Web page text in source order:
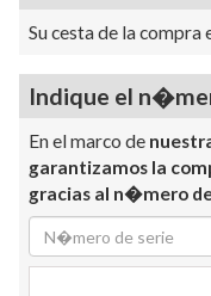
Su cesta de la
Indique el
En el marco de
garantizamos la
gracias al n�mero